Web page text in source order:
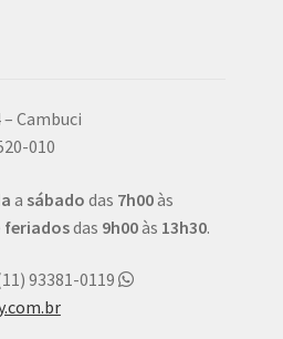
Cambuci
010
a sábado das 7h00às
feriadosdas 9h00às 13h30.
93381-0119